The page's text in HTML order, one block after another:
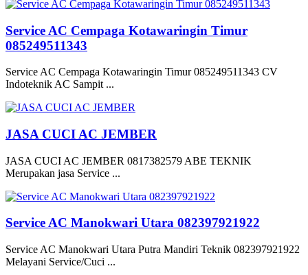
Service AC Cempaga Kotawaringin Timur
085249511343
Service AC Cempaga Kotawaringin Timur 085249511343 CV
Indoteknik AC Sampit ...
JASA CUCI AC JEMBER
JASA CUCI AC JEMBER 0817382579 ABE TEKNIK
Merupakan jasa Service ...
Service AC Manokwari Utara 082397921922
Service AC Manokwari Utara Putra Mandiri Teknik 082397921922
Melayani Service/Cuci ...